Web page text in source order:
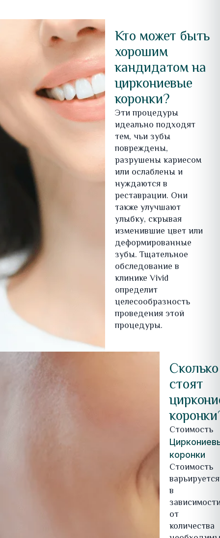
Кто может быть
хорошим
кандидатом на
циркониевые
коронки?
Эти процедуры
идеально подходят
тем, чьи зубы
повреждены,
разрушены кариесом
или ослаблены и
нуждаются в
реставрации. Они
также улучшают
улыбку, скрывая
изменившие цвет или
деформированные
зубы. Тщательное
обследование в
клинике Vivid
определит
целесообразность
проведения этой
процедуры.
Сколько
стоят
Стоимость
коронки
Стоимость
варьируется
в
от
количества